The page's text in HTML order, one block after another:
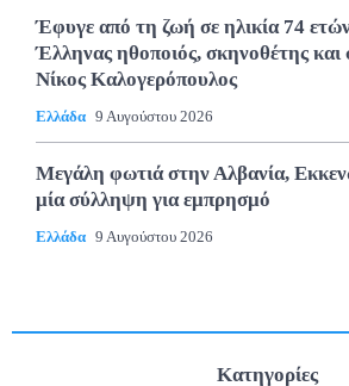
Έφυγε από τη ζωή σε ηλικία 74
Έλληνας ηθοποιός, σκηνοθέτης και
Νίκος Καλογερόπουλος
Ελλάδα 9 Αυγούστου 2026
Μεγάλη φωτιά στην Αλβανία,
μία σύλληψη για εμπρησμό
Ελλάδα 9 Αυγούστου 2026
Κατηγορίες